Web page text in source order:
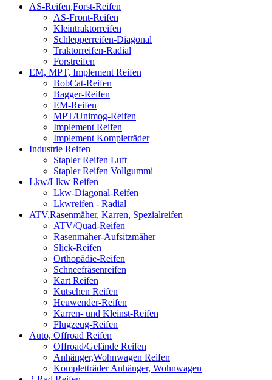
AS-Reifen,Forst-Reifen
AS-Front-Reifen
Kleintraktorreifen
Schlepperreifen-Diagonal
Traktorreifen-Radial
Forstreifen
EM, MPT, Implement Reifen
BobCat-Reifen
Bagger-Reifen
EM-Reifen
MPT/Unimog-Reifen
Implement Reifen
Implement Kompleträder
Industrie Reifen
Stapler Reifen Luft
Stapler Reifen Vollgummi
Lkw/Llkw Reifen
Lkw-Diagonal-Reifen
Lkwreifen - Radial
ATV,Rasenmäher, Karren, Spezialreifen
ATV/Quad-Reifen
Rasenmäher-Aufsitzmäher
Slick-Reifen
Orthopädie-Reifen
Schneefräsenreifen
Kart Reifen
Kutschen Reifen
Heuwender-Reifen
Karren- und Kleinst-Reifen
Flugzeug-Reifen
Auto, Offroad Reifen
Offroad/Gelände Reifen
Anhänger,Wohnwagen Reifen
Kompletträder Anhänger, Wohnwagen